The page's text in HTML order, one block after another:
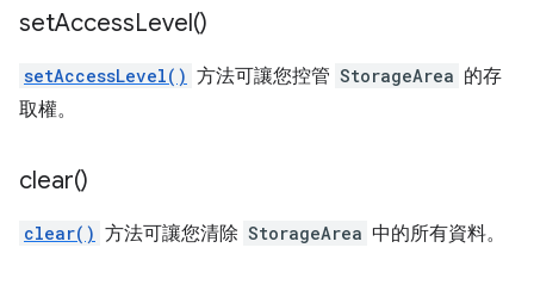
setAccessLevel()
setAccessLevel() 方法可讓您控管 StorageArea 的存
取權。
clear()
clear() 方法可讓您清除 StorageArea 中的所有資料。